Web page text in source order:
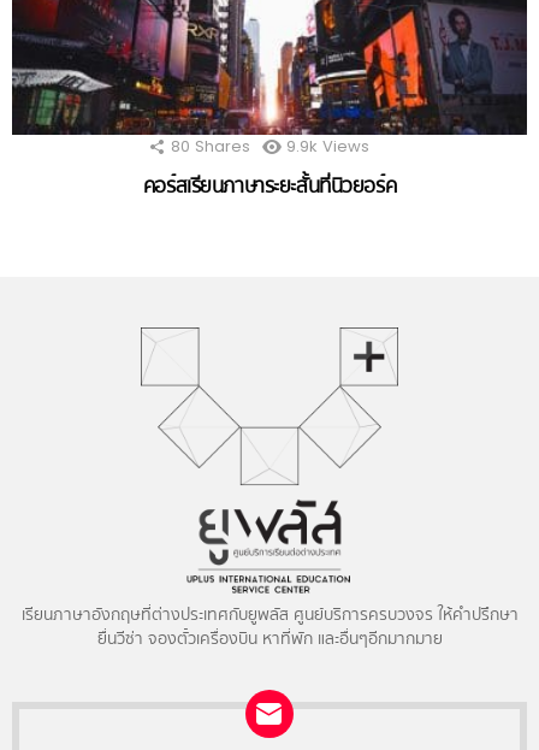
80 Shares 9.9k Views
คอร์สเรียนภาษาระยะสั้นที่นิวยอร์ค
เรียนภาษาอังกฤษที่ต่างประเทศกับยูพลัส ศูนย์บริการครบวงจร ให้คำปรึกษา
ยื่นวีซ่า จองตั๋วเครื่องบิน หาที่พัก และอื่นๆอีกมากมาย